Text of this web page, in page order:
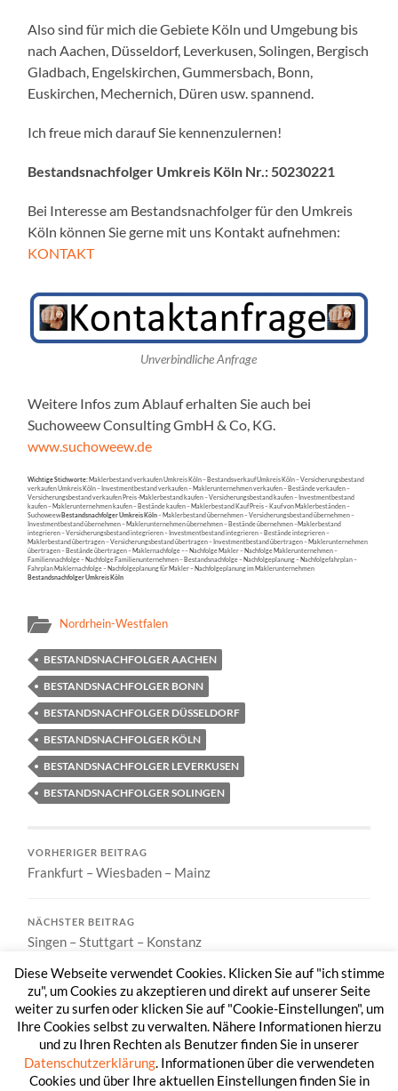
Also sind für mich die Gebiete Köln und Umgebung bis
nach Aachen, Düsseldorf, Leverkusen, Solingen, Bergisch
Gladbach, Engelskirchen, Gummersbach, Bonn,
Euskirchen, Mechernich, Düren usw. spannend.
Ich freue mich darauf Sie kennenzulernen!
Bestandsnachfolger Umkreis Köln Nr.: 50230221
Bei Interesse am Bestandsnachfolger für den Umkreis
Köln können Sie gerne mit uns Kontakt aufnehmen:
KONTAKT
Unverbindliche Anfrage
Weitere Infos zum Ablauf erhalten Sie auch bei
Suchoweew Consulting GmbH & Co, KG.
www.suchoweew.de
Wichtige Stichworte:Maklerbestand verkaufen Umkreis Köln – Bestandsverkauf Umkreis Köln – Versicherungsbestand
verkaufen Umkreis Köln – Investmentbestand verkaufen – Maklerunternehmen verkaufen – Bestände verkaufen –
Versicherungsbestand verkaufen Preis -Maklerbestand kaufen – Versicherungsbestand kaufen – Investmentbestand
kaufen – Maklerunternehmen kaufen – Bestände kaufen – Maklerbestand Kauf Preis – Kauf von Maklerbeständen –
SuchoweewBestandsnachfolger Umkreis Köln– Maklerbestand übernehmen – Versicherungsbestand übernehmen –
Investmentbestand übernehmen – Maklerunternehmen übernehmen – Bestände übernehmen –Maklerbestand
integrieren – Versicherungsbestand integrieren – Investmentbestand integrieren – Bestände integrieren –
Maklerbestand übertragen – Versicherungsbestand übertragen – Investmentbestand übertragen – Maklerunternehmen
übertragen – Bestände übertragen – Maklernachfolge –– Nachfolge Makler – Nachfolge Maklerunternehmen –
Familiennachfolge – Nachfolge Familienunternehmen – Bestandsnachfolge – Nachfolgeplanung – Nachfolgefahrplan –
Fahrplan Maklernachfolge – Nachfolgeplanung für Makler – Nachfolgeplanung im Maklerunternehmen
Bestandsnachfolger Umkreis Köln
Nordrhein-Westfalen
BESTANDSNACHFOLGER AACHEN
BESTANDSNACHFOLGER BONN
BESTANDSNACHFOLGER DÜSSELDORF
BESTANDSNACHFOLGER KÖLN
BESTANDSNACHFOLGER LEVERKUSEN
BESTANDSNACHFOLGER SOLINGEN
VORHERIGER BEITRAG
Frankfurt – Wiesbaden – Mainz
NÄCHSTER BEITRAG
Singen – Stuttgart – Konstanz
Diese Webseite verwendet Cookies. Klicken Sie auf "ich stimme
zu", um Cookies zu akzeptieren und direkt auf unserer Seite
weiter zu surfen oder klicken Sie auf "Cookie-Einstellungen", um
Ihre Cookies selbst zu verwalten. Nähere Informationen hierzu
und zu Ihren Rechten als Benutzer finden Sie in unserer
Datenschutzerklärung . Informationen über die verwendeten
Cookies und über Ihre aktuellen Einstellungen finden Sie in